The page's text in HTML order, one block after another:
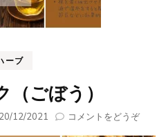
ーブ
（ごぼう）
20/12/2021 コメントをどうぞ(バ